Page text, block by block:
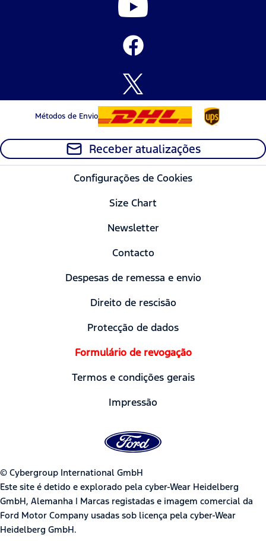
Métodos de Envio
Receber atualizações
Configurações de Cookies
Size Chart
Newsletter
Contacto
Despesas de remessa e envio
Direito de rescisão
Protecção de dados
Formulário de revogação
Termos e condições gerais
Impressão
© Cybergroup International GmbH
Este site é detido e explorado pela cyber-Wear Heidelberg
GmbH, Alemanha | Marcas registadas e imagem comercial da
Ford Motor Company usadas sob licença pela cyber-Wear
Heidelberg GmbH.